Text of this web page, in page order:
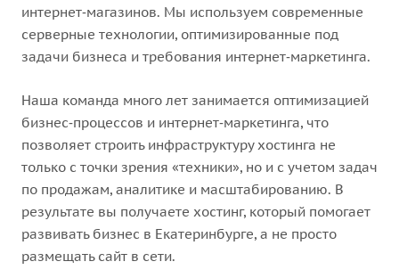
интернет‑магазинов. Мы используем современные
серверные технологии, оптимизированные под
задачи бизнеса и требования интернет‑маркетинга.
Наша команда много лет занимается оптимизацией
бизнес‑процессов и интернет‑маркетинга, что
позволяет строить инфраструктуру хостинга не
только с точки зрения «техники», но и с учетом задач
по продажам, аналитике и масштабированию. В
результате вы получаете хостинг, который помогает
развивать бизнес в Екатеринбурге, а не просто
размещать сайт в сети.